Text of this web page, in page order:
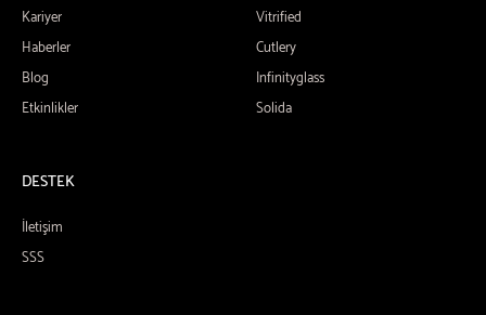
Kariyer
Haberler
Blog
Etkinlikler
Vitrified
Cutlery
Infinityglass
Solida
DESTEK
İletişim
SSS